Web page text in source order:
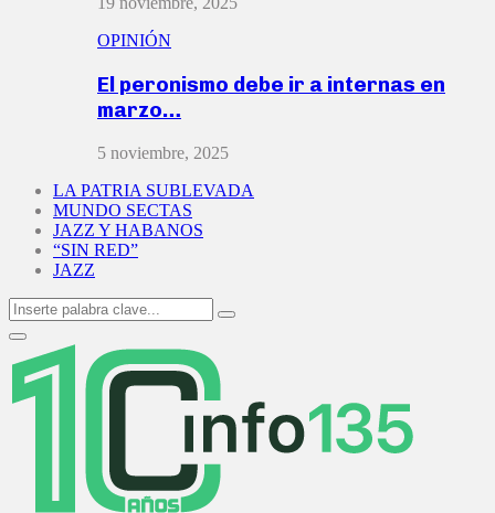
OPINIÓN
El peronismo debe ir a internas en
marzo…
5 noviembre, 2025
LA PATRIA SUBLEVADA
MUNDO SECTAS
JAZZ Y HABANOS
“SIN RED”
JAZZ
Search
for:
Search
Primary
Menu